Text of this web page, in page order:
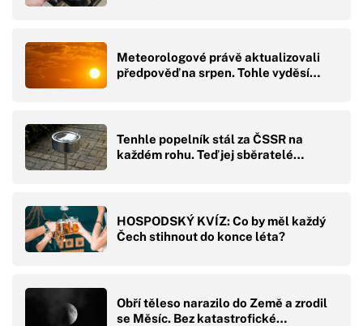
Meteorologové právě aktualizovali
předpověď na srpen. Tohle vyděsí…
Tenhle popelník stál za ČSSR na
každém rohu. Teď jej sběratelé…
HOSPODSKÝ KVÍZ: Co by měl každý
Čech stihnout do konce léta?
Obří těleso narazilo do Země a zrodil
se Měsíc. Bez katastrofické…